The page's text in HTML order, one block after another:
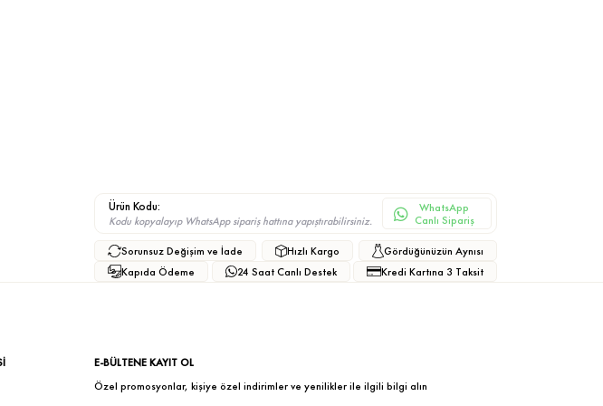
Ürün Kodu:
Kodu kopyalayıp WhatsApp sipariş hattına yapıştırabilirsiniz.
WhatsApp
Canlı Sipariş
Sorunsuz Değişim ve İade Hızlı Kargo
Gördüğünüzün Aynısı
Kapıda Ödeme
24 Saat Canlı Destek Kredi Kartına 3 Taksit
E-BÜLTENE KAYIT OL
Özel promosyonlar, kişiye özel indirimler ve yenilikler ile ilgili bilgi alın